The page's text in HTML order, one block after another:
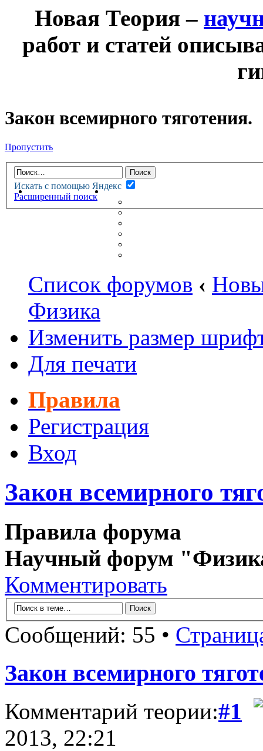
Новая Теория –
работ и статей
Закон всемирного тяготения.
Пропустить
Искать с помощью Яндекс
Расширенный поиск
НОВАЯ ТЕОРИЯФОРУМ
НЕПРОЧИТАННЫЕ
Список форумов ‹
Физика
Изменить размер
Для печати
Правила
Регистрация
Вход
Закон всемирного
Правила форума
Научный форум
Комментировать
Сообщений: 55 •
Закон всемирного
Комментарий теории:#1
2013, 22:21